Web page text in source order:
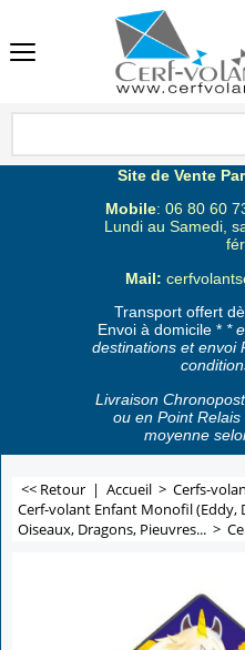
Site de Vente
Mobile: 06 80 60
Lundi au Samedi,
Mail:
Transport offert
Envoi à domicile * *
destinations et envoi
Livraison
ou en Point
moyenne
<< Retour | Accueil > Cerfs-
Cerf-volant Enfant Monofil (Eddy,
Oiseaux, Dragons, Pieuvres... >